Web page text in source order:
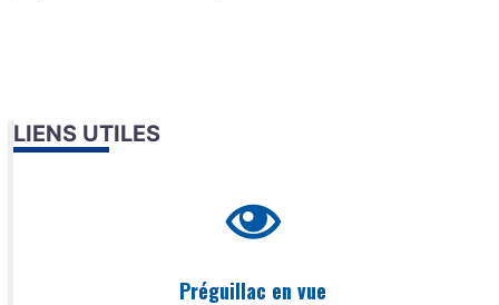
LIENS UTILES
Préguillac en vue